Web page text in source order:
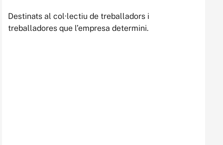
Destinats al col·lectiu de treballadors i
treballadores que l’empresa determini.